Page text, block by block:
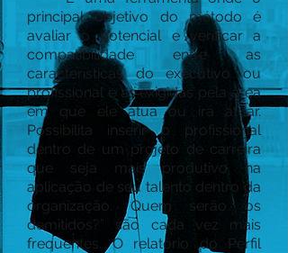
principal objetivo do método é
avaliar o potencial e verificar a
compatibilidade entre as
características do executivo ou
profissional e as exigidas pela área
em que ele atua ou irá atuar.
Possibilita inserir o profissional
dentro de um projeto de carreira
que seja mais produtivo na
aplicação de seu talento dentro da
organização. Quem serão os
demitidos?” são cada vez mais
frequentes. O relatório do Perfil